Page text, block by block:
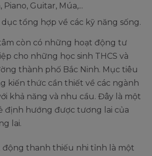
Guitar, Múa,...
dục tổng hợp về các kỹ năng sống.
còn có những hoạt động tư
cho những học sinh THCS và
thành phố Bắc Ninh. Mục tiêu
kiến thức cần thiết về các ngành
khả năng và nhu cầu. Đây là một
định hướng được tương lai của
lai.
thanh thiếu nhi tỉnh là một